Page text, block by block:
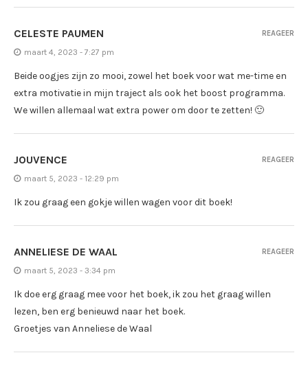
CELESTE PAUMEN
maart 4, 2023 - 7:27 pm
Beide oogjes zijn zo mooi, zowel het boek voor wat me-time en
extra motivatie in mijn traject als ook het boost programma.
We willen allemaal wat extra power om door te zetten! 🙂
REAGEER
JOUVENCE
maart 5, 2023 - 12:29 pm
Ik zou graag een gokje willen wagen voor dit boek!
REAGEER
ANNELIESE DE WAAL
maart 5, 2023 - 3:34 pm
Ik doe erg graag mee voor het boek, ik zou het graag willen
lezen, ben erg benieuwd naar het boek.
Groetjes van Anneliese de Waal
REAGEER